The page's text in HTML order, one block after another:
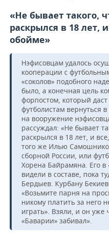
«Не бывает такого,
раскрылся в 18 лет,
обойме»
Нэфисовцам удалось
кооперации с
«соколов» подобного
было, а конечная цель
форпостом, который
футболистам вернуться
на вооружение
рассуждал: «Не бывает
раскрылся в 18 лет, и
того же Илью
сборной России, или
Хорена Байрамяна. Его в
видели в составе, пока
Бердыев. Курбану
«Возьмите парня на
никому платить за него
играть». Взяли, и он уже
«Баварии» забивал».